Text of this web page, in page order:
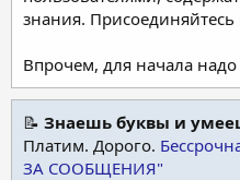
знания.
Впрочем, для начала надо
📝 Знаешь буквы и
Платим. Дорого.
ЗА СООБЩЕНИЯ"